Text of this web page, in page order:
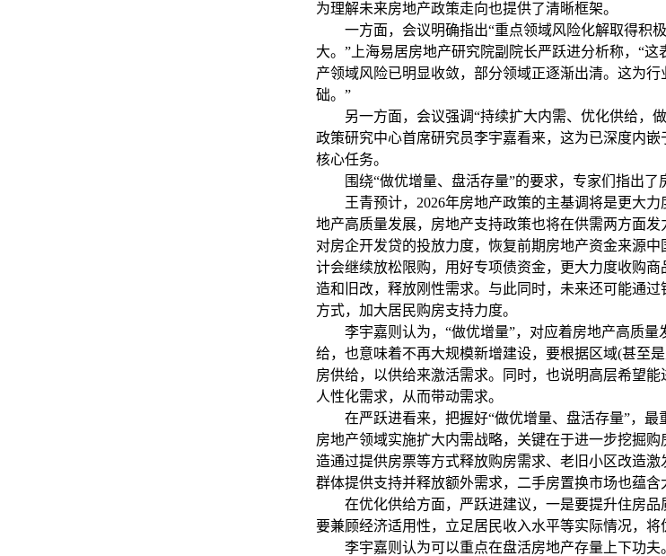
为理解未来房地产政策走向也提供了清晰框架。
一方面，会议明确指出“重点领域风险化解取得积极
大。”上海易居房地产研究院副院长严跃进分析称，“
产领域风险已明显收敛，部分领域正逐渐出清。这为
础。”
另一方面，会议强调“持续扩大内需、优化供给，做
政策研究中心首席研究员李宇嘉看来，这为已深度内
核心任务。
围绕“做优增量、盘活存量”的要求，专家们指出了
王青预计，2026年房地产政策的主基调将是更大力
地产高质量发展，房地产支持政策也将在供需两方面
对房企开发贷的投放力度，恢复前期房地产资金来源
计会继续放松限购，用好专项债资金，更大力度收购
造和旧改，释放刚性需求。与此同时，未来还可能通
方式，加大居民购房支持力度。
李宇嘉则认为，“做优增量”，对应着房地产高质量
给，也意味着不再大规模新增建设，要根据区域(甚至
房供给，以供给来激活需求。同时，也说明高层希望
人性化需求，从而带动需求。
在严跃进看来，把握好“做优增量、盘活存量”，最
房地产领域实施扩大内需战略，关键在于进一步挖掘
造通过提供房票等方式释放购房需求、老旧小区改造
群体提供支持并释放额外需求，二手房置换市场也蕴含
在优化供给方面，严跃进建议，一是要提升住房品
要兼顾经济适用性，立足居民收入水平等实际情况，将
李宇嘉则认为可以重点在盘活房地产存量上下功夫